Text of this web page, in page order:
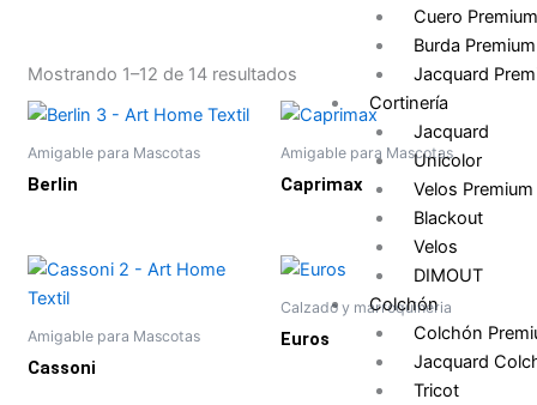
Cuero Premium
Burda Premium
Jacquard
Cortinería
Jacquard
Unicolor
Velos Premium
Blackout
Velos
DIMOUT
Colchón
Colchón
Jacquard
Tricot
Mostrando 1–12 de 14 resultados
Amigable para Mascotas
Berlin
Amigable para Mascotas
Caprimax
Amigable para Mascotas
Cassoni
Calzado y marroquineria
Euros